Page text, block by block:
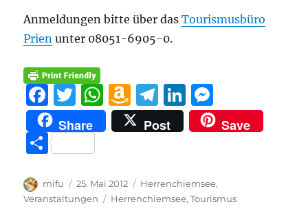
Anmeldungen bitte über dasTourismusbüro
Prien unter 08051-6905-0.
F
a
c
e
b
o
T
w
it
te
r
W
h
at
A
p
A
m
a
o
n
T
el
e
r
a
Li
n
k
d
I
e
ss
n
g
Share Post Save
T
le
n
Autor
mifu
Veröffentlicht
am
25. Mai 2012 Kategorien
Herrenchiemsee,
Veranstaltungen
Schlagwörter
Herrenchiemsee,Tourismus